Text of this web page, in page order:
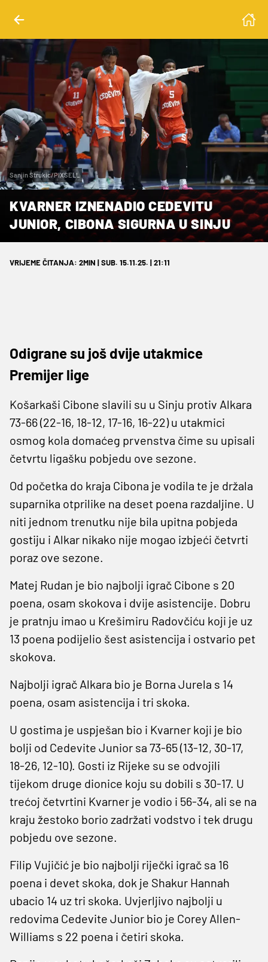
Sanjin Strukic/PIXSELL
KVARNER IZNENADIO CEDEVITU
JUNIOR, CIBONA SIGURNA U SINJU
VRIJEME ČITANJA: 2MIN | SUB. 15.11.25. | 21:11
Odigrane su još dvije utakmice
Premijer lige
Košarkaši Cibone slavili su u Sinju protiv Alkara
73-66 (22-16, 18-12, 17-16, 16-22) u utakmici
osmog kola domaćeg prvenstva čime su upisali
četvrtu ligašku pobjedu ove sezone.
Od početka do kraja Cibona je vodila te je držala
suparnika otprilike na deset poena razdaljine. U
niti jednom trenutku nije bila upitna pobjeda
gostiju i Alkar nikako nije mogao izbjeći četvrti
poraz ove sezone.
Matej Rudan je bio najbolji igrač Cibone s 20
poena, osam skokova i dvije asistencije. Dobru
je pratnju imao u Krešimiru Radovčiću koji je uz
13 poena podijelio šest asistencija i ostvario pet
skokova.
Najbolji igrač Alkara bio je Borna Jurela s 14
poena, osam asistencija i tri skoka.
U gostima je uspješan bio i Kvarner koji je bio
bolji od Cedevite Junior sa 73-65 (13-12, 30-17,
18-26, 12-10). Gosti iz Rijeke su se odvojili
tijekom druge dionice koju su dobili s 30-17. U
trećoj četvrtini Kvarner je vodio i 56-34, ali se na
kraju žestoko borio zadržati vodstvo i tek drugu
pobjedu ove sezone.
Filip Vujičić je bio najbolji riječki igrač sa 16
poena i devet skoka, dok je Shakur Hannah
ubacio 14 uz tri skoka. Uvjerljivo najbolji u
redovima Cedevite Junior bio je Corey Allen-
Williams s 22 poena i četiri skoka.